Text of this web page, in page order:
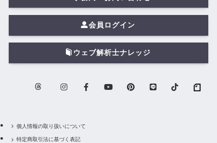
会員ログイン
ウェブ解析士ナレッジ
個人情報の取り扱いについて
特定商取引法に基づく表記